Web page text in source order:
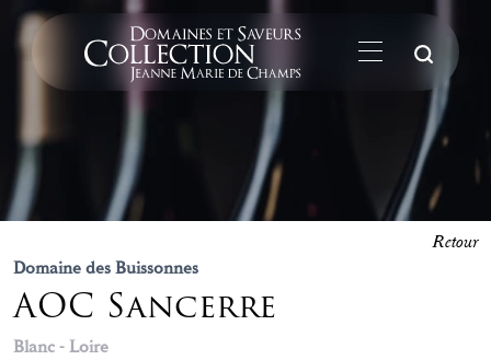
Domaine des Buissonnes
AOC Sancerre
Blanc - Loire
Retour